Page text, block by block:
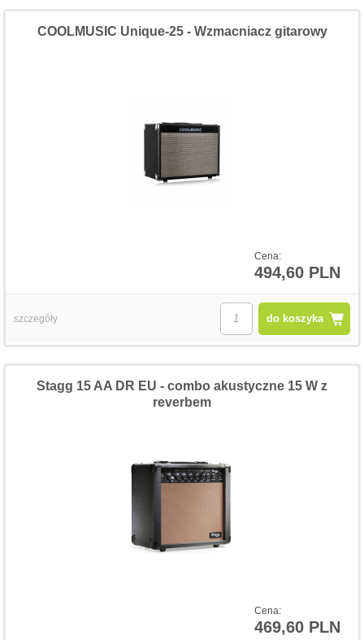
Cena:
494,60 PLN
COOLMUSIC Unique-25 - Wzmacniacz gitarowy
do koszyka
szczegóły
Cena:
469,60 PLN
Stagg 15 AA DR EU - combo akustyczne 15 W z
reverbem